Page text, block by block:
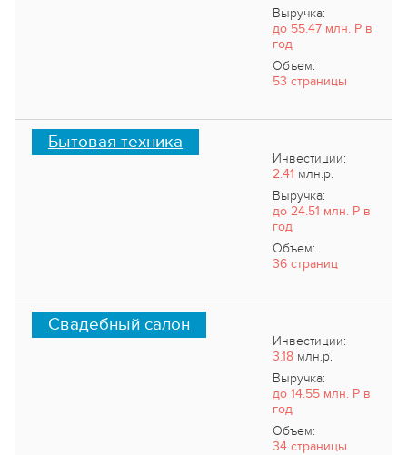
Выручка:
до 55.47 млн. Р в
год
Объем:
53 страницы
Бытовая техника
Инвестиции:
2.41 млн.р.
Выручка:
до 24.51 млн. Р в
год
Объем:
36 страниц
Свадебный салон
Инвестиции:
3.18млн.р.
Выручка:
до 14.55 млн. Р в
год
Объем:
34 страницы